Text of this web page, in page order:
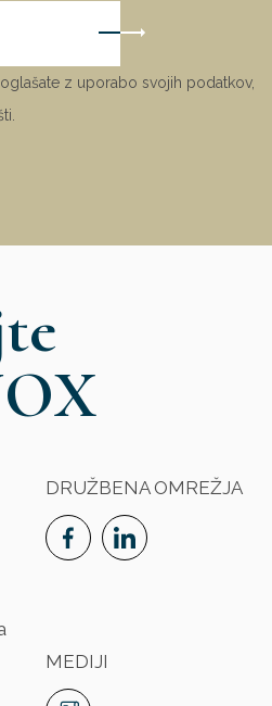
z uporabo svojih podatkov,
DRUŽBENA OMREŽJA
MEDIJI